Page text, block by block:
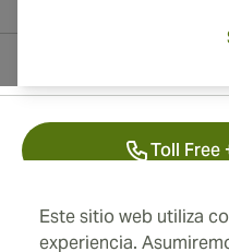
Este sitio web utiliza
experiencia.
Toll Free